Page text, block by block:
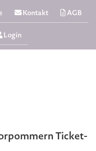
Kontakt AGB
Login
Ticket-